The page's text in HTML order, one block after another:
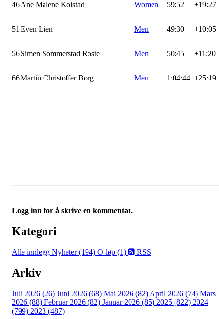
46Ane Malene Kolstad Women 59:52 +19:27
51 Even Lien Men 49:30 +10:05
56Simen Sommerstad Roste Men 50:45 +11:20
66Martin Christoffer Borg Men 1:04:44 +25:19
Logg inn for å skrive en kommentar.
Kategori
Alle innlegg Nyheter (194) O-løp (1) RSS
Arkiv
Juli 2026 (26) Juni 2026 (68) Mai 2026 (82) April 2026 (74) Mars
2026 (88) Februar 2026 (82) Januar 2026 (85) 2025 (822) 2024
(799) 2023 (487)